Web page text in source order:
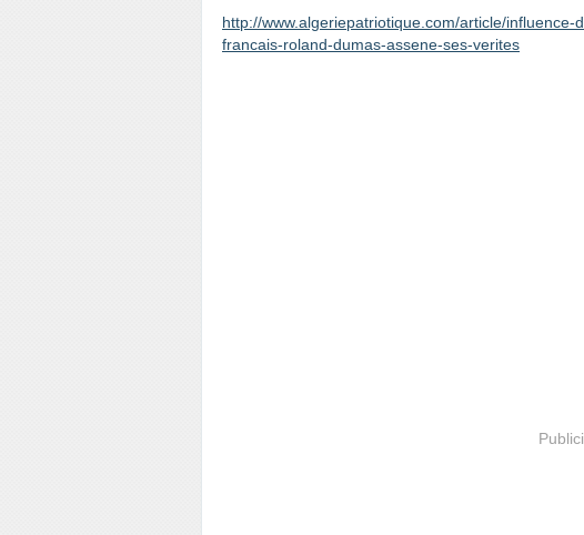
http://www.algeriepatriotique.com/article/
francais-roland-dumas-assene-ses-verites